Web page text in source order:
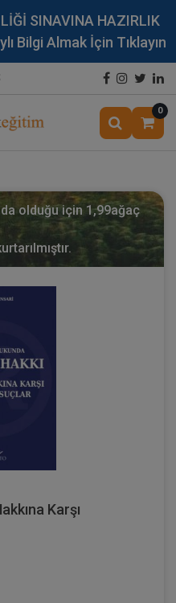
SINAVINA HAZIRLIK
Bilgi Almak İçin Tıklayın
0
olduğu için 1,99ağaç
Karşı